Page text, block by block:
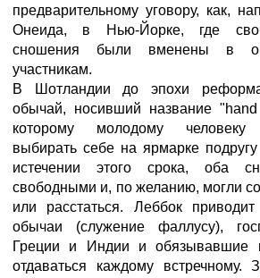
предварительному уговору, как,
Онеида, в Нью-Йорке, где
сношения были вменены в
участникам.
В Шотландии до эпохи
обычай, носивший название "hand
которому молодому человеку
выбирать себе на ярмарке
истечении этого срока, оба
свободными и, по желанию, могли
или расстаться. Леббок
обычаи (служение фаллусу),
Греции и Индии и обязывавшие
отдаваться каждому встречному.